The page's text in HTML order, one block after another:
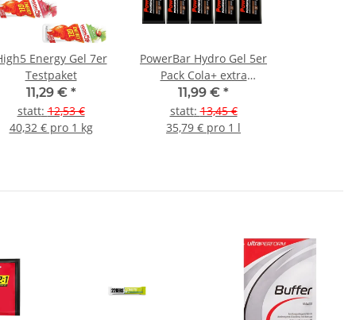
Energy Gel 7er
Testpaket
11,29 € *
statt:12,53 €
40,32 € pro 1 kg
PowerBar Hydro Gel 5er
Pack Cola+ extra
Koffein
11,99 € *
statt:13,45 €
35,79 € pro 1 l